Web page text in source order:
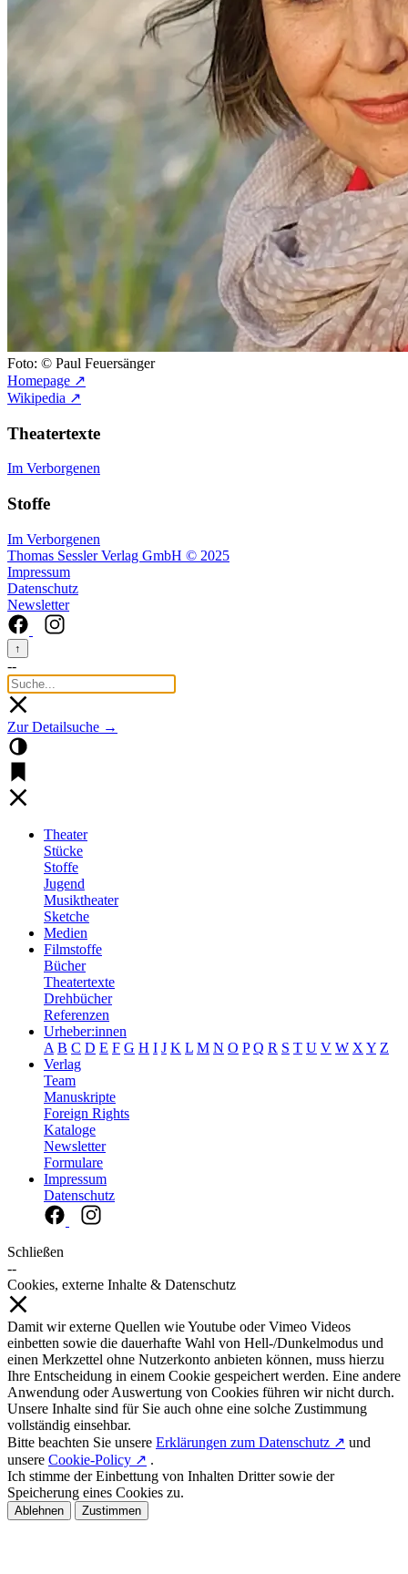
Foto: © Paul Feuersänger
Homepage ↗
Wikipedia ↗
Theatertexte
Im Verborgenen
Stoffe
Im Verborgenen
Thomas Sessler Verlag GmbH © 2025
Impressum
Datenschutz
Newsletter
↑
--
Zur Detailsuche →
Theater
Stücke
Stoffe
Jugend
Musiktheater
Sketche
Medien
Filmstoffe
Bücher
Theatertexte
Drehbücher
Referenzen
Urheber:innen
A B C D E F G H I J K L M N O P Q R S T U V W X Y Z
Verlag
Team
Manuskripte
Foreign Rights
Kataloge
Newsletter
Formulare
Impressum
Datenschutz
Schließen
--
Cookies, externe Inhalte & Datenschutz
Damit wir externe Quellen wie Youtube oder Vimeo Videos
einbetten sowie die dauerhafte Wahl von Hell-/Dunkelmodus und
einen Merkzettel ohne Nutzerkonto anbieten können, muss hierzu
Ihre Entscheidung in einem Cookie gespeichert werden. Eine andere
Anwendung oder Auswertung von Cookies führen wir nicht durch.
Unsere Inhalte sind für Sie auch ohne eine solche Zustimmung
vollständig einsehbar.
Bitte beachten Sie unsere Erklärungen zum Datenschutz ↗ und
unsere Cookie-Policy ↗ .
Ich stimme der Einbettung von Inhalten Dritter sowie der
Speicherung eines Cookies zu.
Ablehnen Zustimmen